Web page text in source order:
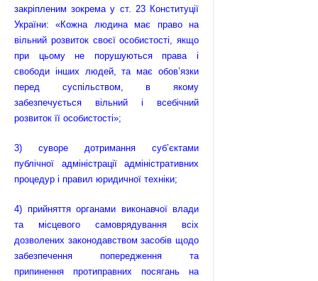
закріпленим зокрема у ст. 23 Конституції
України: «Кожна людина має право на
вільний розвиток своєї особистості, якщо
при цьому не порушуються права і
свободи інших людей, та має обов’язки
перед суспільством, в якому
забезпечується вільний і всебічний
розвиток її особистості»;
3) суворе дотримання суб’єктами
публічної адміністрації адміністра­тивних
процедур і правил юридичної техніки;
4) прийняття органами виконавчої влади
та місцевого самоврядування всіх
дозволених законодавством засобів щодо
забезпечення попередження та
припинення протиправних посягань на